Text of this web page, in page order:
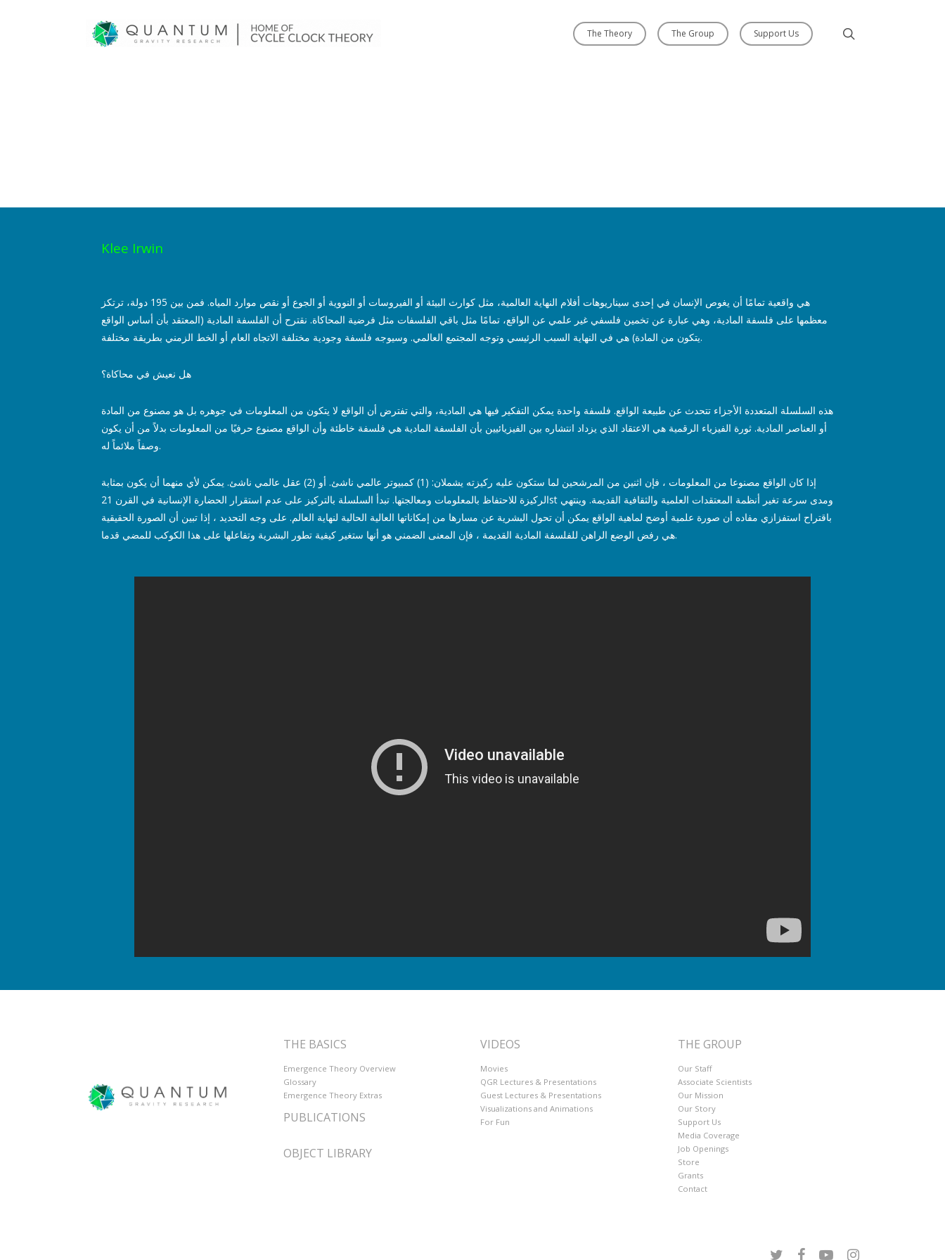
The Theory The Group Support Us
Klee Irwin
هي واقعية تمامًا أن يغوص الإنسان في إحدى سيناريوهات أفلام النهاية العالمية، مثل كوارث البيئة أو الفيروسات أو النووية أو الجوع أو نقص موارد المياه. فمن بين 195 دولة، ترتكز
معظمها على فلسفة المادية، وهي عبارة عن تخمين فلسفي غير علمي عن الواقع، تمامًا مثل باقي الفلسفات مثل فرضية المحاكاة. نقترح أن الفلسفة المادية (المعتقد بأن أساس الواقع
يتكون من المادة) هي في النهاية السبب الرئيسي وتوجه المجتمع العالمي. وسيوجه فلسفة وجودية مختلفة الاتجاه العام أو الخط الزمني بطريقة مختلفة.
هل نعيش في محاكاة؟
هذه السلسلة المتعددة الأجزاء تتحدث عن طبيعة الواقع. فلسفة واحدة يمكن التفكير فيها هي المادية، والتي تفترض أن الواقع لا يتكون من المعلومات في جوهره بل هو مصنوع من المادة
أو العناصر المادية. ثورة الفيزياء الرقمية هي الاعتقاد الذي يزداد انتشاره بين الفيزيائيين بأن الفلسفة المادية هي فلسفة خاطئة وأن الواقع مصنوع حرفيًا من المعلومات بدلاً من أن يكون
وصفاً ملائماً له.
إذا كان الواقع مصنوعا من المعلومات ، فإن اثنين من المرشحين لما ستكون عليه ركيزته يشملان: (1) كمبيوتر عالمي ناشئ. أو (2) عقل عالمي ناشئ. يمكن لأي منهما أن يكون بمثابة
الركيزة للاحتفاظ بالمعلومات ومعالجتها. تبدأ السلسلة بالتركيز على عدم استقرار الحضارة الإنسانية في القرن 21st ومدى سرعة تغير أنظمة المعتقدات العلمية والثقافية القديمة. وينتهي
باقتراح استفزازي مفاده أن صورة علمية أوضح لماهية الواقع يمكن أن تحول البشرية عن مسارها من إمكاناتها العالية الحالية لنهاية العالم. على وجه التحديد ، إذا تبين أن الصورة الحقيقية
هي رفض الوضع الراهن للفلسفة المادية القديمة ، فإن المعنى الضمني هو أنها ستغير كيفية تطور البشرية وتفاعلها على هذا الكوكب للمضي قدما.
THE BASICS
Emergence Theory Overview
Glossary
Emergence Theory Extras
PUBLICATIONS
OBJECT LIBRARY
VIDEOS
Movies
QGR Lectures & Presentations
Guest Lectures & Presentations
Visualizations and Animations
For Fun
THE GROUP
Our Staff
Associate Scientists
Our Mission
Our Story
Support Us
Media Coverage
Job Openings
Store
Grants
Contact